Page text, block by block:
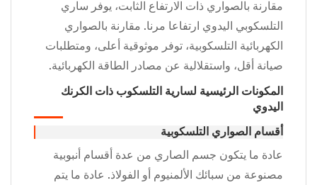
مقارنة بالصواري ذات الارتفاع الثابت، يوفر ساري
التلسكوبي اليدوي ارتفاعا مرنا. مقارنة بالصواري
الكهربائية التلسكوبية، توفر موثوقية أعلى، ومتطلبات
صيانة أقل، واستقلالية عن مصادر الطاقة الكهربائية.
المكونات الرئيسية لسارية التلسكوب ذات الكرنك
اليدوي
أقسام الصواري التلسكوبية
عادة ما يتكون جسم الصاري من عدة أقسام أنبوبية
مصنوعة من سبائك الألمنيوم أو الفولاذ. عادة ما يتم